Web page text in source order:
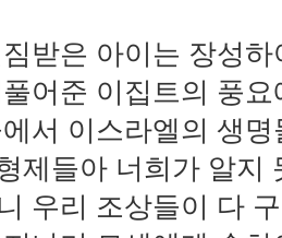
받은 아이는 장성
어준 이집트의 풍
서 이스라엘의 생
제들아 너희가 알지
우리 조상들이 다